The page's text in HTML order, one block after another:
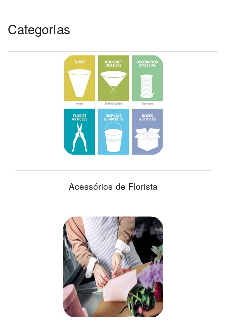
Categorias
Acessórios de Florista